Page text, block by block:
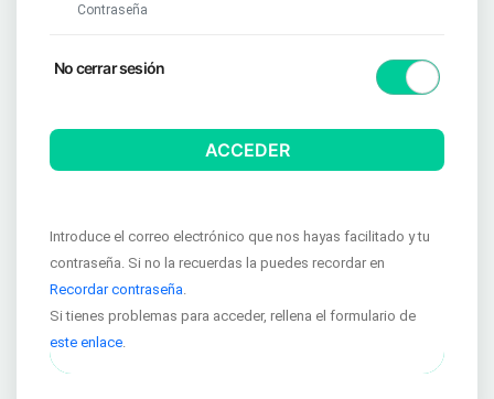
No cerrar sesión
ACCEDER
Introduce el correo electrónico que nos hayas facilitado y tu
contraseña. Si no la recuerdas la puedes recordar en
Recordar contraseña.
Si tienes problemas para acceder, rellena el formulario de
este enlace.